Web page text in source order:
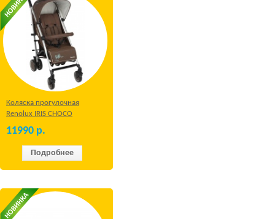
Коляска прогулочная
Renolux IRIS CHOCO
11990 р.
Подробнее